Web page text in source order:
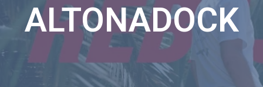
ALTONADOCK